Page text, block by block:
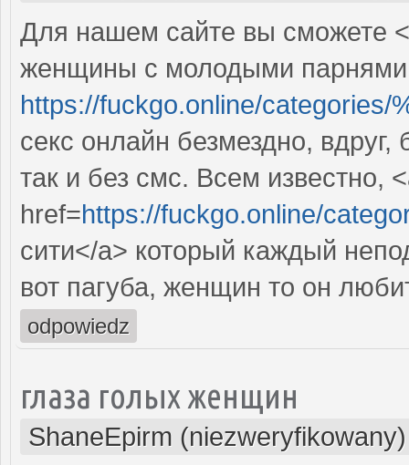
Для нашем сайте вы сможете
женщины с молодыми парнями
https://fuckgo.online/categories/
секс онлайн безмездно,
так и без смс. Всем известно,
href=https://fuckgo.online/
сити</a> который каждый
вот пагуба, женщин то он
odpowiedz
глаза голых женщин
ShaneEpirm (niezweryfikowany)